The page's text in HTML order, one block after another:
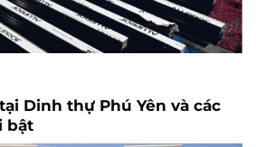
Dinh thự Phú Yên và các
bật